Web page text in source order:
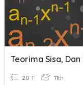
20 T 11th